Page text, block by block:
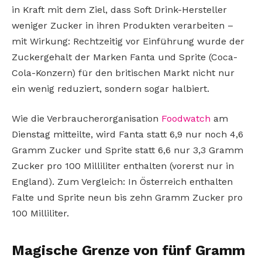
in Kraft mit dem Ziel, dass Soft Drink-Hersteller
weniger Zucker in ihren Produkten verarbeiten –
mit Wirkung: Rechtzeitig vor Einführung wurde der
Zuckergehalt der Marken Fanta und Sprite (Coca-
Cola-Konzern) für den britischen Markt nicht nur
ein wenig reduziert, sondern sogar halbiert.
Wie die Verbraucherorganisation Foodwatch am
Dienstag mitteilte, wird Fanta statt 6,9 nur noch 4,6
Gramm Zucker und Sprite statt 6,6 nur 3,3 Gramm
Zucker pro 100 Milliliter enthalten (vorerst nur in
England). Zum Vergleich: In Österreich enthalten
Falte und Sprite neun bis zehn Gramm Zucker pro
100 Milliliter.
Magische Grenze von fünf Gramm